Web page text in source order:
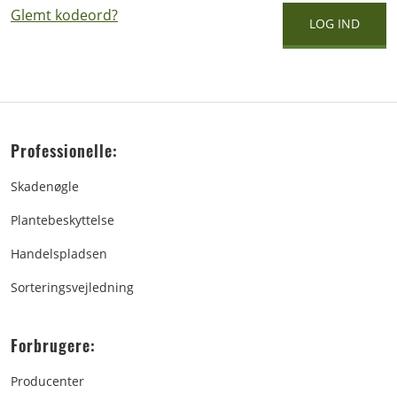
Glemt kodeord?
Professionelle:
Skadenøgle
Plantebeskyttelse
Handelspladsen
Sorteringsvejledning
Forbrugere:
Producenter